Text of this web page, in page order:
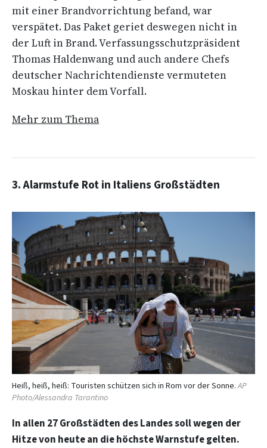
mit einer Brandvorrichtung befand, war
verspätet. Das Paket geriet deswegen nicht in
der Luft in Brand. Verfassungsschutzpräsident
Thomas Haldenwang und auch andere Chefs
deutscher Nachrichtendienste vermuteten
Moskau hinter dem Vorfall.
Mehr zum Thema
3. Alarmstufe Rot in Italiens Großstädten
Heiß, heiß, heiß: Touristen schützen sich in Rom vor der Sonne. AP
Photo/Alessandra Tarantino
In allen 27 ⁠Großstädten des Landes soll wegen der
Hitze von heute an die höchste Warnstufe gelten.